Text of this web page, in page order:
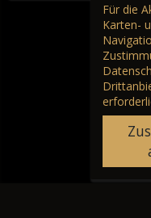
Für die
Karten-